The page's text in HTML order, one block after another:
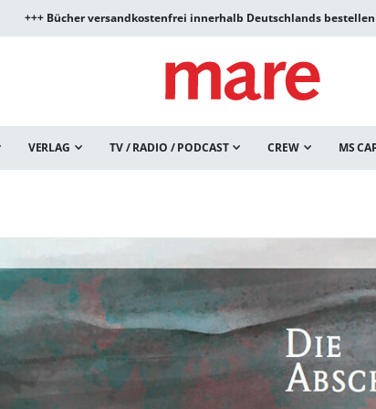
+++ Bücher versandkostenfrei innerhalb Deutschlands bestellen
VERLAG TV / RADIO / PODCAST CREW MS